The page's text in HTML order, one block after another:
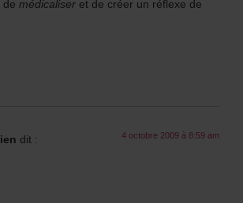
de médicaliser et de créer un réflexe de
dit : 4 octobre 2009 à 8:59 am